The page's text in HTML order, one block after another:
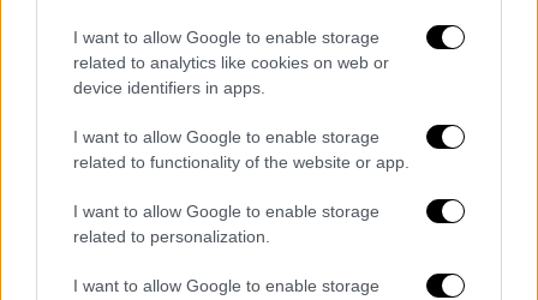
I want to allow Google to enable storage
related to analytics like cookies on web or
device identifiers in apps.
I want to allow Google to enable storage
related to functionality of the website or app.
I want to allow Google to enable storage
related to personalization.
I want to allow Google to enable storage
δεν είναι με το μέρος τους! Μια συμφωνία
θα γίνει μόνο όταν είναι κατάλληλη και καλή
Συμμάχους μας και, στην πραγματικότητα, για
τον υπόλοιπο κόσμο»